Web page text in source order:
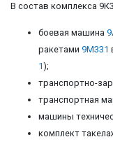
В состав комплекса
боевая машина
ракетами 9M331
1);
транспортно-
транспортная
машины
комплект